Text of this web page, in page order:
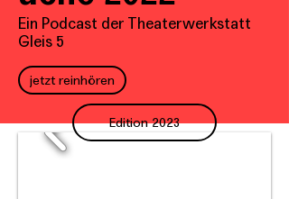
Ein Podcast der Theaterwerkstatt
Gleis 5
jetzt reinhören
Edition 2023